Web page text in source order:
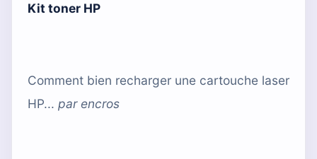
Kit toner HP
Comment bien recharger une cartouche laser
HP... parencros